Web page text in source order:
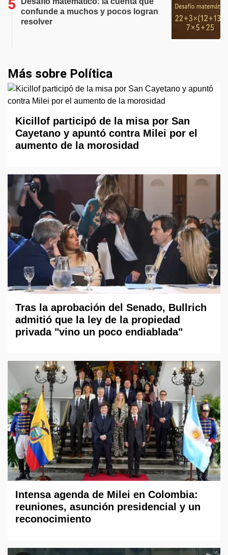
confunde a muchos y pocos logran
resolver
Más sobre Política
Kicillof participó de la misa por San
Cayetano y apuntó contra Milei por el
aumento de la morosidad
Tras la aprobación del Senado, Bullrich
admitió que la ley de la propiedad
privada "vino un poco endiablada"
Intensa agenda de Milei en Colombia:
reuniones, asunción presidencial y un
reconocimiento